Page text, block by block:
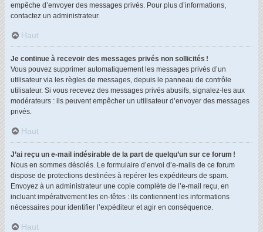
empêche d’envoyer des messages privés. Pour plus d’informations,
contactez un administrateur.
Haut
Je continue à recevoir des messages privés non sollicités !
Vous pouvez supprimer automatiquement les messages privés d’un
utilisateur via les règles de messages, depuis le panneau de contrôle
utilisateur. Si vous recevez des messages privés abusifs, signalez-les aux
modérateurs : ils peuvent empêcher un utilisateur d’envoyer des messages
privés.
Haut
J’ai reçu un e-mail indésirable de la part de quelqu’un sur ce forum !
Nous en sommes désolés. Le formulaire d’envoi d’e-mails de ce forum
dispose de protections destinées à repérer les expéditeurs de spam.
Envoyez à un administrateur une copie complète de l’e-mail reçu, en
incluant impérativement les en-têtes : ils contiennent les informations
nécessaires pour identifier l’expéditeur et agir en conséquence.
Haut